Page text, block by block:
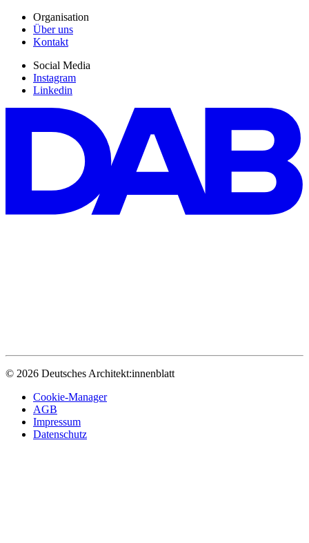
Organisation
Über uns
Kontakt
Social Media
Instagram
Linkedin
© 2026 Deutsches Architekt:innenblatt
Cookie-Manager
AGB
Impressum
Datenschutz